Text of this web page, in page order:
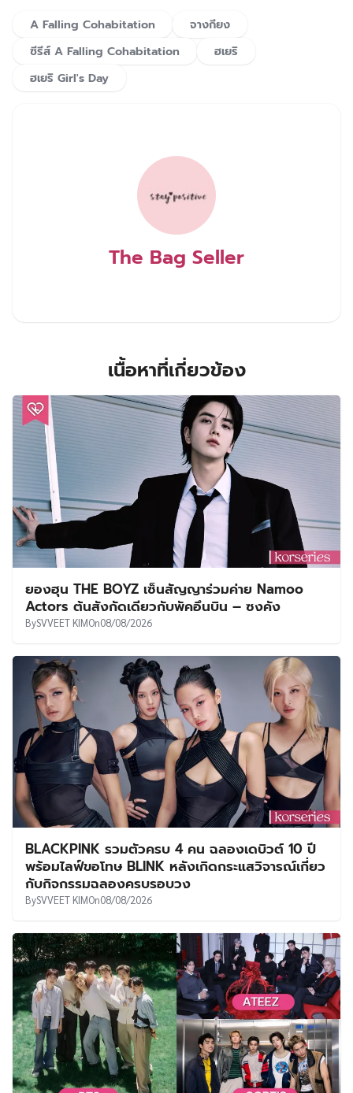
A Falling Cohabitation
จางกียง
ซีรีส์ A Falling Cohabitation
ฮเยริ
ฮเยริ Girl's Day
The Bag Seller
เนื้อหาที่เกี่ยวข้อง
ยองฮุน THE BOYZ เซ็นสัญญาร่วมค่าย Namoo
Actors ต้นสังกัดเดียวกับพัคอึนบิน – ซงคัง
BySVVEET KIMOn08/08/2026
BLACKPINK รวมตัวครบ 4 คน ฉลองเดบิวต์ 10 ปี
พร้อมไลฟ์ขอโทษ BLINK หลังเกิดกระแสวิจารณ์เกี่ยว
กับกิจกรรมฉลองครบรอบวง
BySVVEET KIMOn08/08/2026